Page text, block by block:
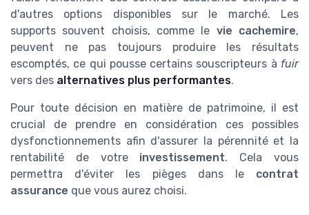
d'autres options disponibles sur le marché. Les
supports souvent choisis, comme le vie cachemire,
peuvent ne pas toujours produire les résultats
escomptés, ce qui pousse certains souscripteurs à fuir
vers des alternatives plus performantes.
Pour toute décision en matière de patrimoine, il est
crucial de prendre en considération ces possibles
dysfonctionnements afin d'assurer la pérennité et la
rentabilité de votre investissement. Cela vous
permettra d'éviter les pièges dans le contrat
assurance que vous aurez choisi.